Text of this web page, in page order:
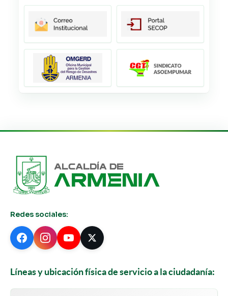
Redes sociales:
Líneas y ubicación física de servicio a la ciudadanía: